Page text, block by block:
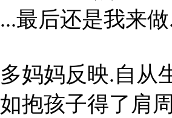
最后还是我来
妈妈反映.自从
抱孩子得了肩